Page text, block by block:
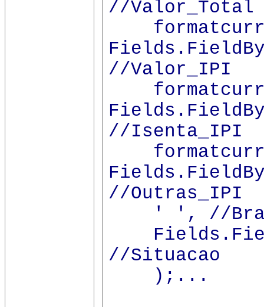
//Valor_Total
//Valor_IPI
//Isenta_IPI
//Outras_IPI
' ', //
//Situacao
);...